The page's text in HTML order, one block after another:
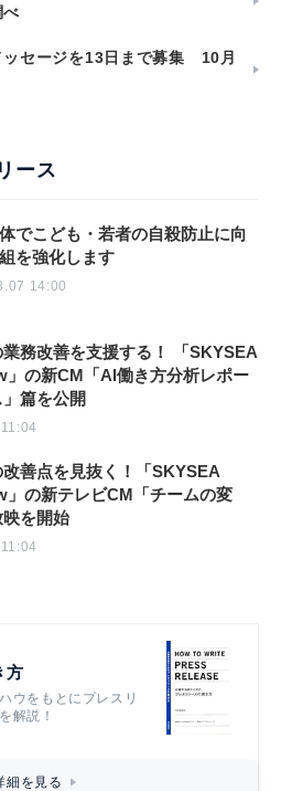
ッセージを13日まで募集 10月
ース
でこども・若者の自殺防止に向
を強化します
14:00
務改善を支援する！ 「SKYSEA
」の新CM「AI働き方分析レポー
」篇を公開
善点を見抜く！「SKYSEA
の新テレビCM「チームの変
を開始
方
ウをもとにプレスリ
解説！
細を見る